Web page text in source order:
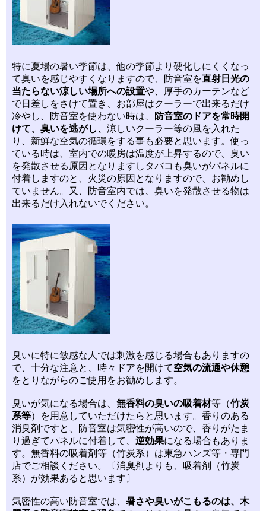
特に夏場の暑い季節は、他の季節より硬化しにくくなっ
て臭いを感じやすくなりますので、防音室を直射日光の
当たらない涼しい場所への設置や、厚手のカーテンなど
で日差しをさけて置き、お部屋はクーラーで出来るだけ
冷やし、防音室を使わない時は、
防音室のドアを常時開
けて、臭いを逃がし、 涼しいクーラー等の風を入れた
り、新鮮な空気の循環をする事も必要と思います。使っ
ている時は、室内での暖房は温度が上昇するので、臭い
を発散させる原因となりますしタバコも臭いがパネルに
付着しますのと、火災の原因となりますので、お勧めし
ていません。又、防音室内では、臭いを発散させる物は
出来るだけ入れないでください。
臭いに特に敏感な人では刺激を感じる場合もありますの
で、十分な注意と、時々ドアを開けて空気の流通や休憩
をとりながらのご使用をお勧めします。
臭いが気になる場合は、 無香料の臭いの吸着材等（竹炭
系等）を用意していただけたらと思います。香りのある
消臭剤ですと、防音室は気密性が高いので、香りがたま
り過ぎてパネルに付着して、 逆効果になる場合もありま
す。無香料の吸着剤等（竹炭系）は東急ハンズ等・専門
店でご相談ください。〔消臭剤よりも、吸着剤（竹炭
系）が効果あると思います〕
気密性の高い防音室では、 暑さや臭いがこもるのは、木